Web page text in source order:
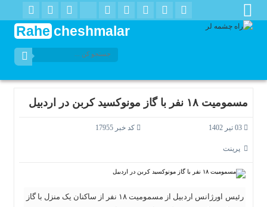
Rahe cheshmalar
مسمومیت ۱۸ نفر با گاز مونوکسید کربن در اردبیل
کد خبر 17955
پرینت
رئیس اورژانس اردبیل از مسمومیت ۱۸ نفر از ساکنان یک منزل با گاز